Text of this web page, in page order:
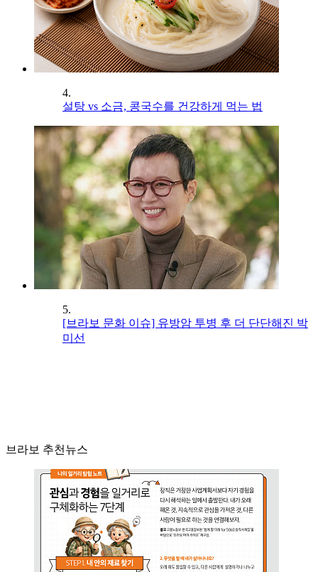
4.
설탕 vs 소금, 콩국수를 건강하게 먹는 법
5.
[브라보 문화 이슈] 유방암 투병 후 더 단단해진 박
미선
브라보 추천뉴스